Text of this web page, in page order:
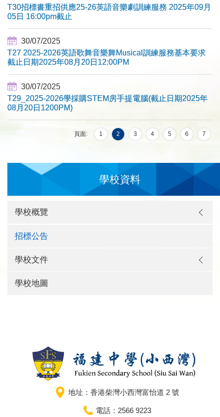
T30招標書重招供應25-26英語音樂劇訓練服務 2025年09月
05日 16:00pm截止
30/07/2025
T27 2025-2026英語歌舞音樂舞Musical訓練服務基本要求
截止日期2025年08月20日12:00PM
30/07/2025
T29_2025-2026學採購STEM房手提電腦(截止日期2025年
08月20日1200PM)
頁面: 1 2 3 4 5 6 7
學校資料
學校概覽
招標公告
學校文件
學校地圖
地址：香港柴灣小西灣富怡道 2 號
電話：2566 9223